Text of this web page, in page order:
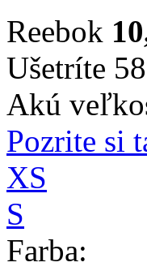
Reebok
Ušetríte
Akú
Pozrite si
XS
S
Farba: